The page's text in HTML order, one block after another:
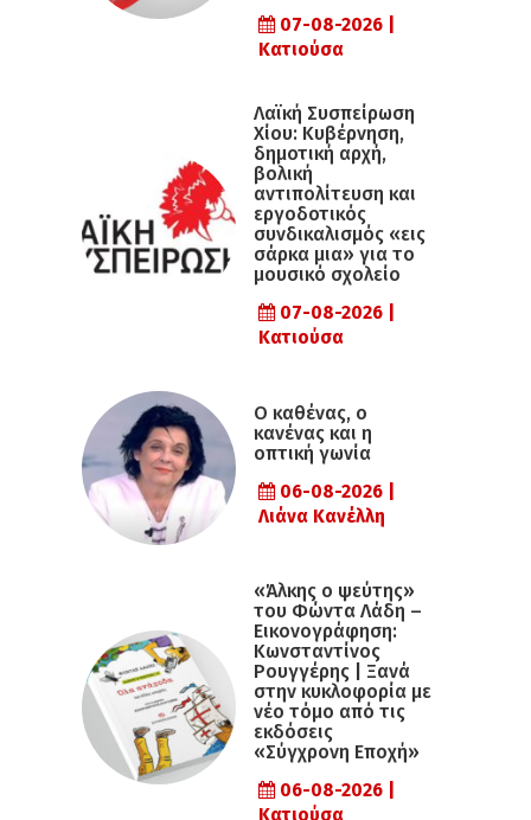
07-08-2026 |
Κατιούσα
Λαϊκή Συσπείρωση
Χίου: Κυβέρνηση,
δημοτική αρχή,
βολική
αντιπολίτευση και
εργοδοτικός
συνδικαλισμός «εις
σάρκα μια» για το
μουσικό σχολείο
07-08-2026 |
Κατιούσα
Ο καθένας, ο
κανένας και η
οπτική γωνία
06-08-2026 |
Λιάνα Κανέλλη
«Άλκης ο ψεύτης»
του Φώντα Λάδη –
Εικονογράφηση:
Κωνσταντίνος
Ρουγγέρης | Ξανά
στην κυκλοφορία με
νέο τόμο από τις
εκδόσεις
«Σύγχρονη Εποχή»
06-08-2026 |
Κατιούσα